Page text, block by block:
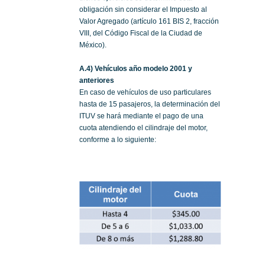
obligación sin considerar el Impuesto al
Valor Agregado (artículo 161 BIS 2, fracción
VIII, del Código Fiscal de la Ciudad de
México).
A.4) Vehículos año modelo 2001 y
anteriores
En caso de vehículos de uso particulares
hasta de 15 pasajeros, la determinación del
ITUV se hará mediante el pago de una
cuota atendiendo el cilindraje del motor,
conforme a lo siguiente: